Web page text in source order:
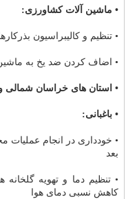
• ماشین آلات كشاورزی:
• تنظیم و كالیبراسیون
• اضاف كردن ضد یخ به
• استان های خراسان
• باغبانی:
• خودداری در انجام
بعد
• تنظیم دما و تهویه
كاهش نسبی دمای هوا